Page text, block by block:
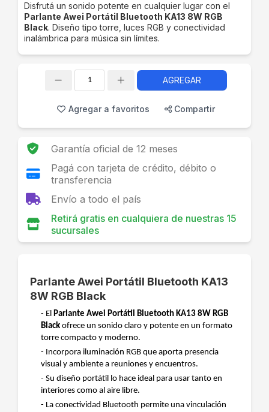
Disfrutá un sonido potente en cualquier lugar con el
Parlante Awei Portátil Bluetooth KA13 8W RGB
Black. Diseño tipo torre, luces RGB y conectividad
inalámbrica para música sin límites.
AGREGAR
Agregar a favoritos Compartir
Garantía oficial de 12 meses
Pagá con tarjeta de crédito, débito o
transferencia
Envío a todo el país
Retirá gratis en cualquiera de nuestras 15
sucursales
Parlante Awei Portátil Bluetooth KA13
8W RGB Black
- El Parlante Awei Portátil Bluetooth KA13 8W RGB
Black ofrece un sonido claro y potente en un formato
torre compacto y moderno.
- Incorpora iluminación RGB que aporta presencia
visual y ambiente a reuniones y encuentros.
- Su diseño portátil lo hace ideal para usar tanto en
interiores como al aire libre.
- La conectividad Bluetooth permite una vinculación